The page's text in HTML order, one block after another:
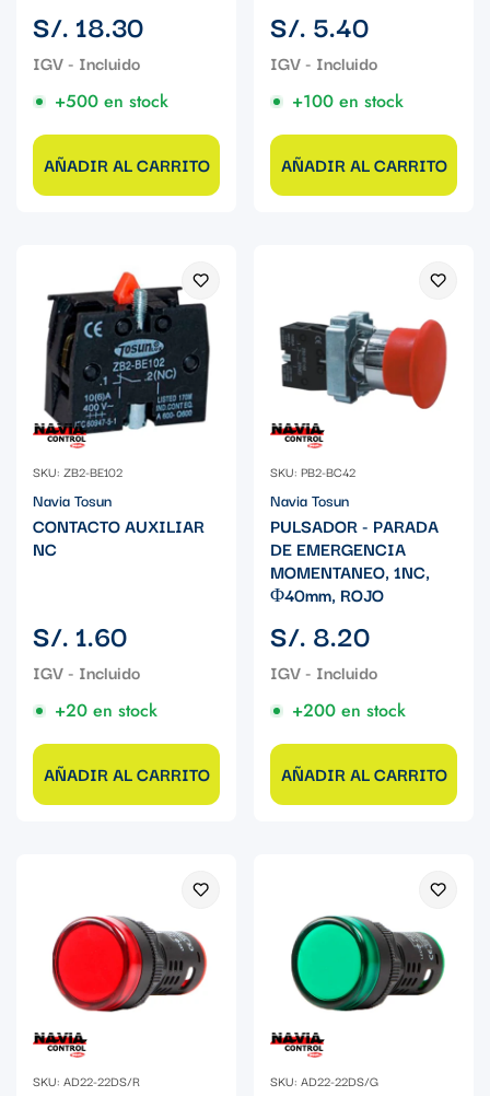
Precio
regular
S/. 18.30
+500 en stock
AÑADIR AL CARRITO
Precio
regular
S/. 5.40
+100 en stock
AÑADIR AL CARRITO
SKU: ZB2-BE102
Navia Tosun
CONTACTO AUXILIAR
NC
Precio
regular
S/. 1.60
+20 en stock
AÑADIR AL CARRITO
SKU: PB2-BC42
Navia Tosun
PULSADOR - PARADA
DE EMERGENCIA
MOMENTANEO, 1NC,
Φ40mm, ROJO
Precio
regular
S/. 8.20
+200 en stock
AÑADIR AL CARRITO
SKU: AD22-22DS/R SKU: AD22-22DS/G